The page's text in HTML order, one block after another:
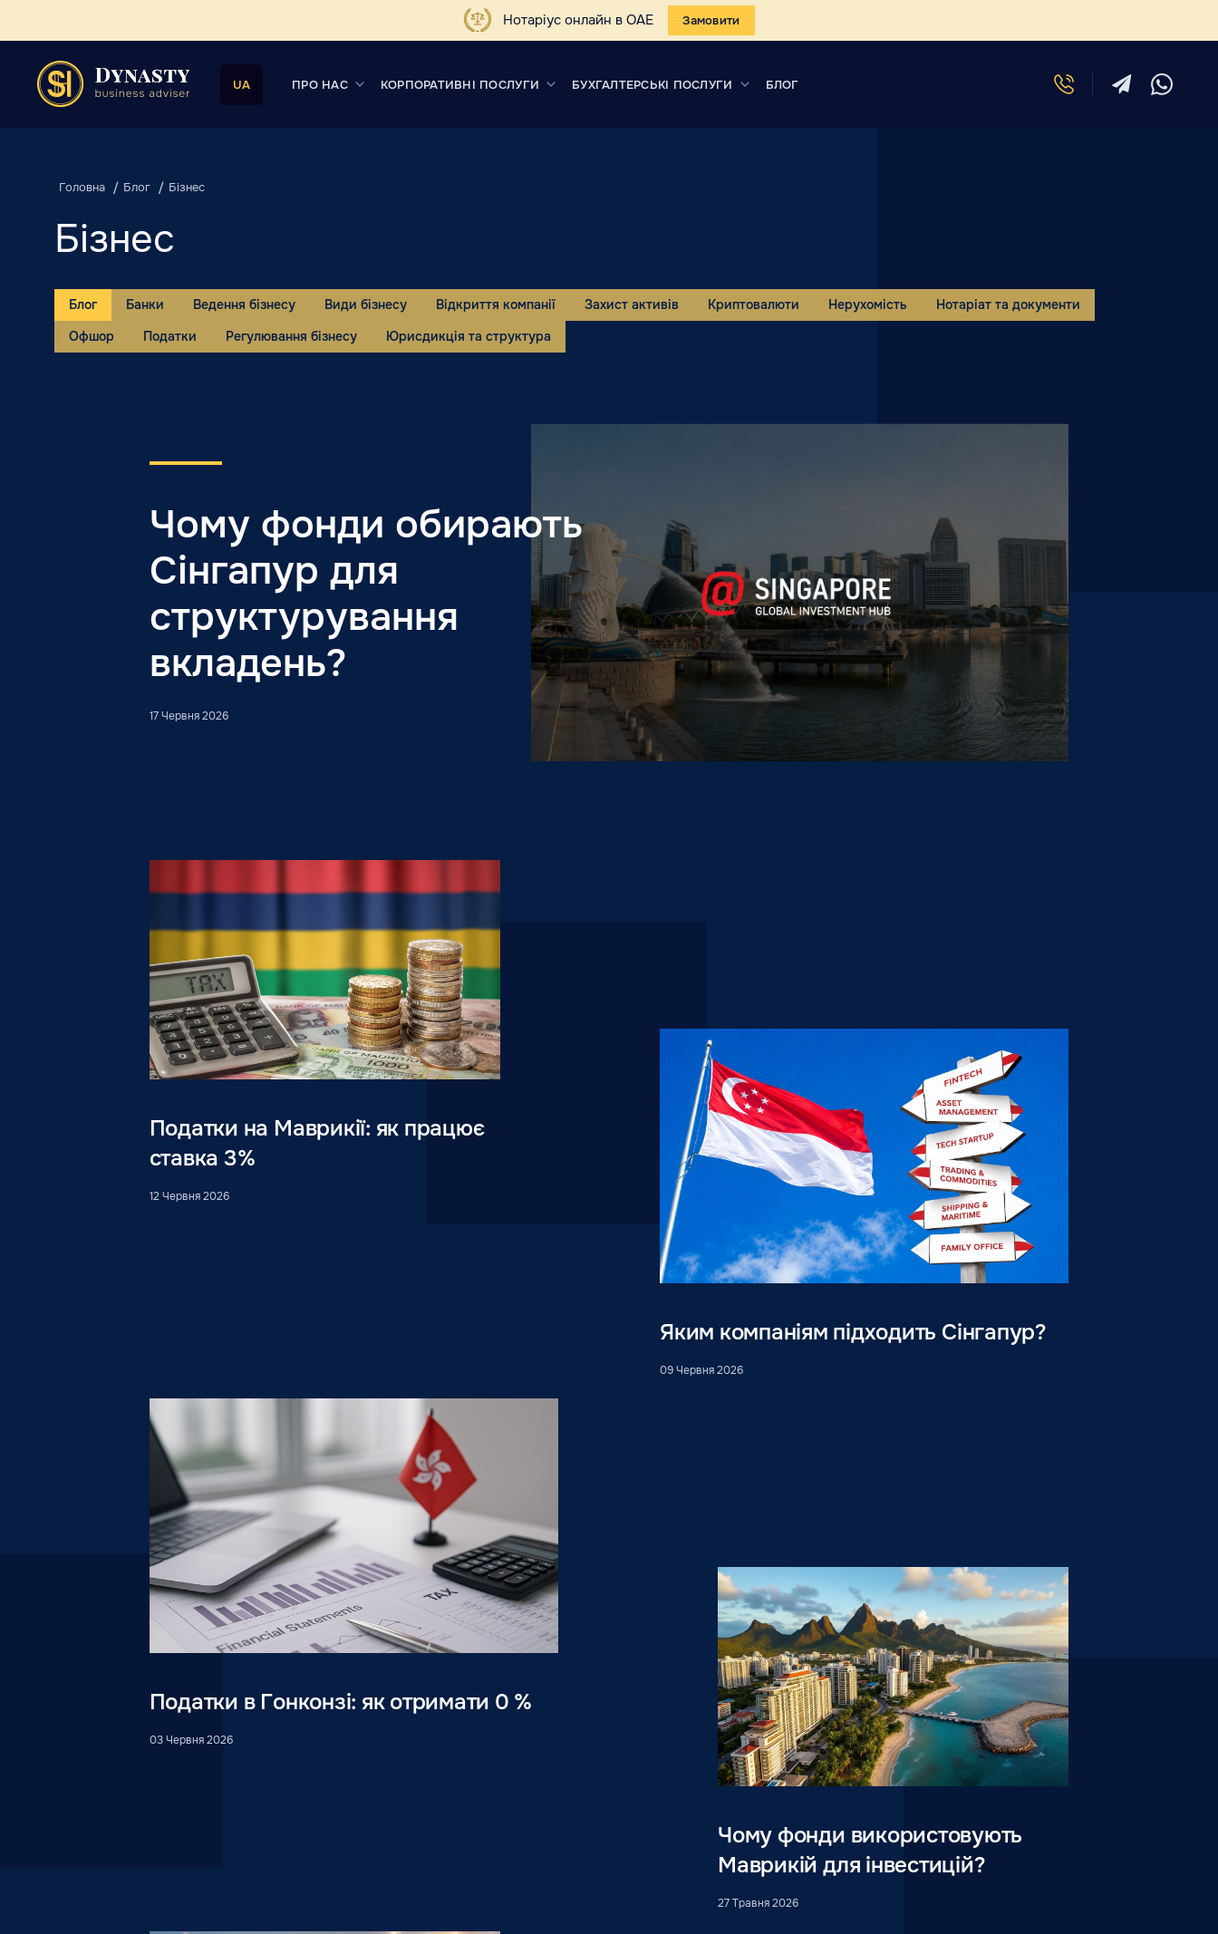
Нотаріус онлайн в ОАЕ Замовити
UA ПРО НАС КОРПОРАТИВНІ ПОСЛУГИ БУХГАЛТЕРСЬКІ ПОСЛУГИ БЛОГ
Головна Блог Бізнес
Бізнес
Блог Банки Ведення бізнесу Види бізнесу Відкриття компанії Захист активів Криптовалюти Нерухомість
Нотаріат та документи
Офшор
Податки Регулювання бізнесу Юрисдикція та структура
Чому фонди обирають
Сінгапур для
структурування
вкладень?
17 Червня 2026
Податки на Маврикії: як працює
ставка 3%
12 Червня 2026
Яким компаніям підходить Сінгапур?
09 Червня 2026
Податки в Гонконзі: як отримати 0 %
03 Червня 2026
Чому фонди використовують
Маврикій для інвестицій?
27 Травня 2026